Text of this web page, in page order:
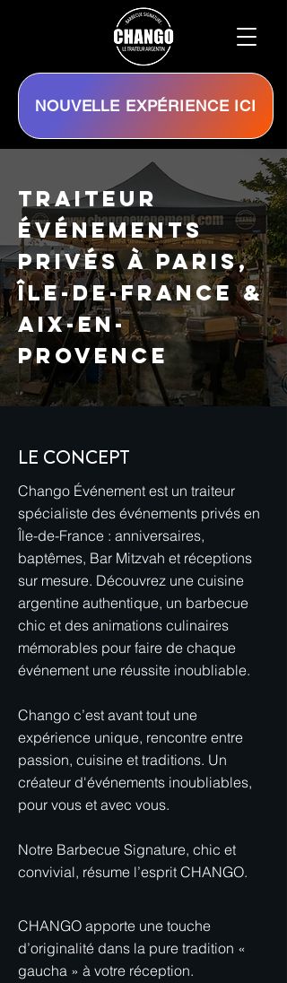
NOUVELLE EXPÉRIENCE ICI
Traiteur
Événements
Privés à Paris,
Île-de-France &
Aix-en-
Provence
LE CONCEPT
Chango Événement est un traiteur
spécialiste des événements privés en
Île-de-France : anniversaires,
baptêmes, Bar Mitzvah et réceptions
sur mesure. Découvrez une cuisine
argentine authentique, un barbecue
chic et des animations culinaires
mémorables pour faire de chaque
événement une réussite inoubliable.
Chango c’est avant tout une
expérience unique, rencontre entre
passion, cuisine et traditions. Un
créateur d'événements inoubliables,
pour vous et avec vous.
Notre Barbecue Signature, chic et
convivial, résume l’esprit CHANGO.
CHANGO apporte une touche
d’originalité dans la pure tradition «
gaucha » à votre réception.